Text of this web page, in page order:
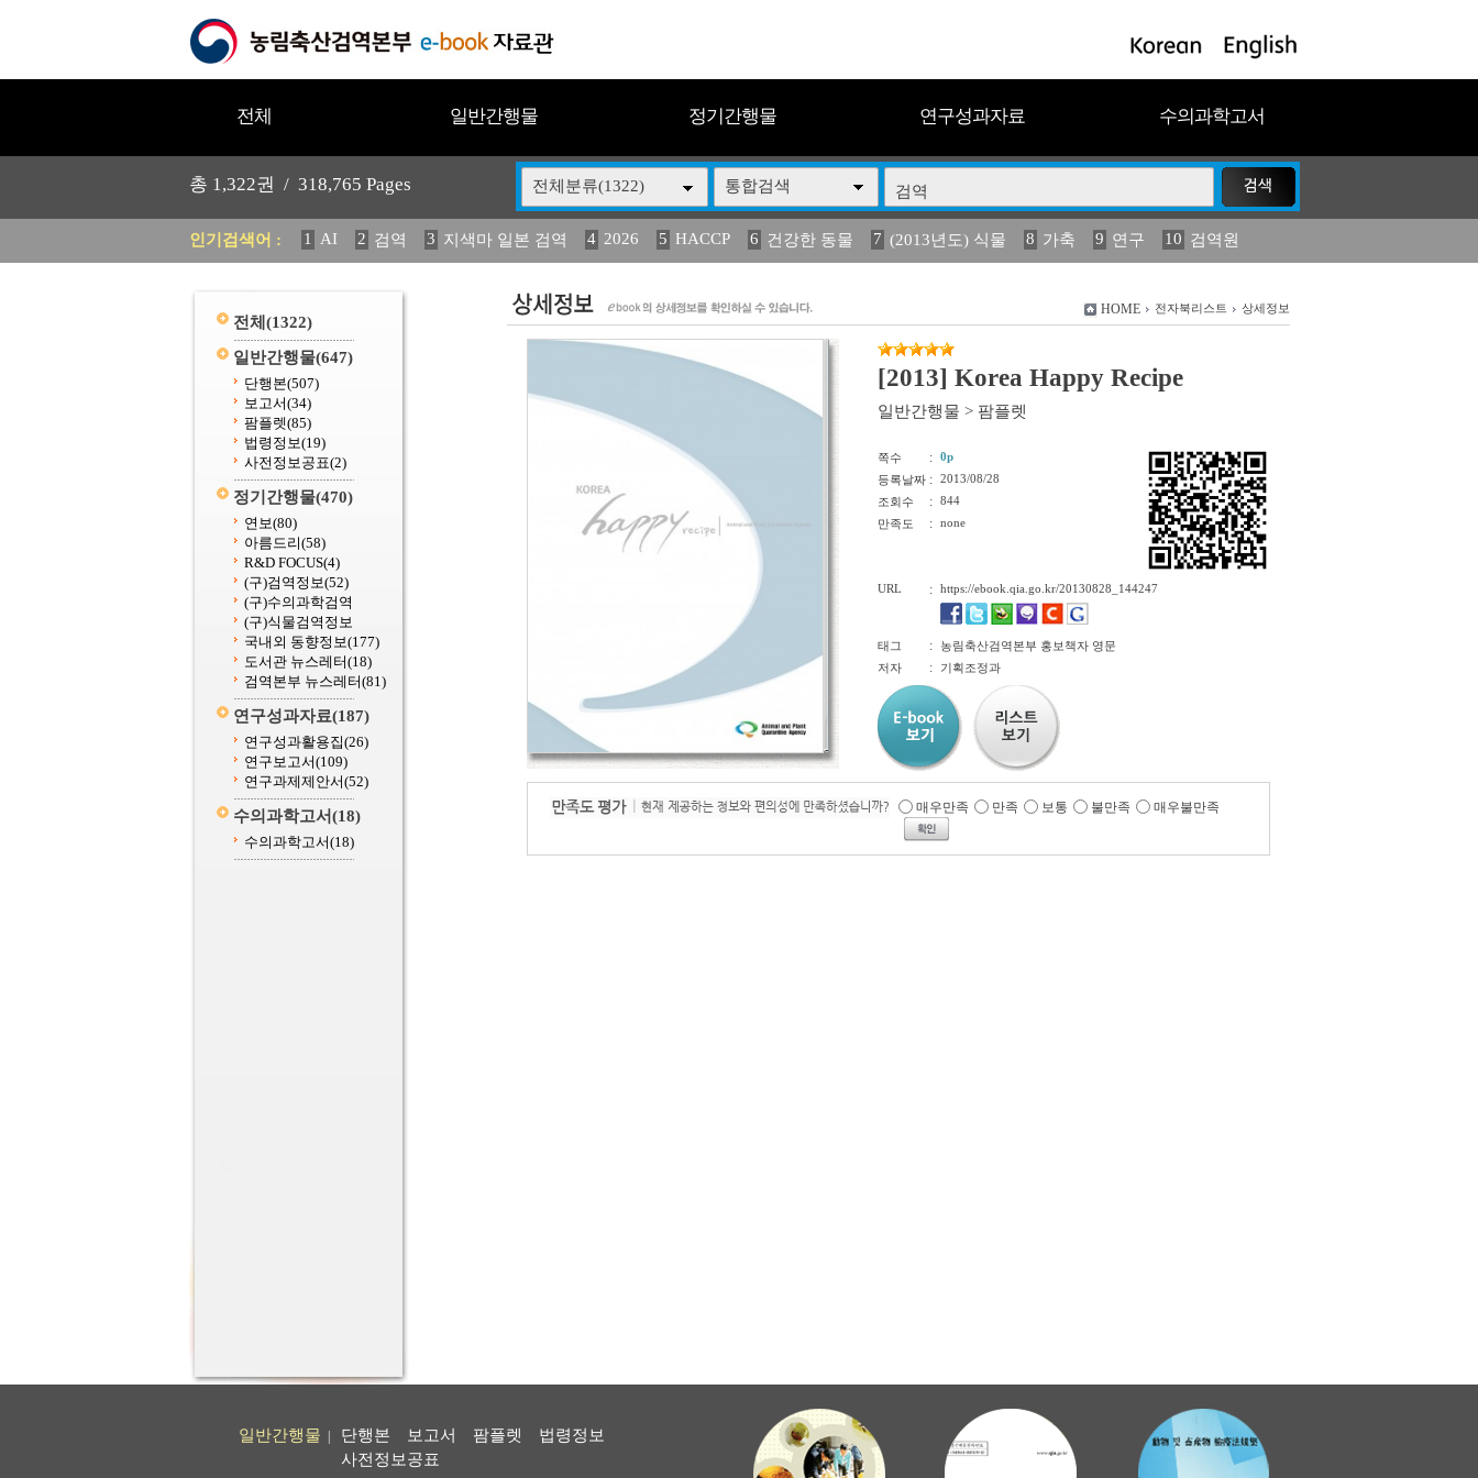
전체 일반간행물 정기간행물 연구성과자료 수의과학고서
총 1,322권 / 318,765 Pages 전체분류(1322) 통합검색
인기검색어 : 1 AI 2 검역 3 지색마 일본 검역 4 2026 5 HACCP 6 건강한 동물 7 (2013년도) 식물 8 가축 9 연구 10 검역원
11 2025 12 중독성 식물 도감 13 媛 異 14 (2013년도) 식 15 구제역 16 관리 17 연보 18 2023 19 농림수산
전체 (1322)
일반간행물(647)
단행본(507)
보고서(34)
팜플렛(85)
법령정보(19)
사전정보공표(2)
정기간행물(470)
연보(80)
아름드리(58)
R&D FOCUS(4)
(구)검역정보(52)
(구)수의과학검역
(구)식물검역정보
국내외 동향정보(177)
도서관 뉴스레터(18)
검역본부 뉴스레터(81)
연구성과자료(187)
연구성과활용집(26)
연구보고서(109)
연구과제제안서(52)
수의과학고서(18)
수의과학고서(18)
HOME 전자북리스트 상세정보
[2013] Korea Happy Recipe
일반간행물 > 팜플렛
쪽수 :
0p
등록날짜 :
2013/08/28
조회수
:
844
만족도
: none
URL : https://ebook.qia.go.kr/20130828_144247
태그 :
농림축산검역본부 홍보책자 영문
저자
: 기획조정과
매우만족 만족 보통 불만족 매우불만족
일반간행물 단행본 보고서 팜플렛
법령정보
사전정보공표